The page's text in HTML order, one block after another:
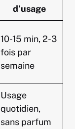
d’usage
10-15 min, 2-3
fois par
semaine
Usage
quotidien,
sans parfum